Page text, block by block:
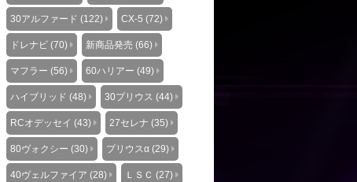
30アルファード (122) CX-5 (72)
ドレナビ (70) 新商品発売 (66)
マフラー (56) 60ハリアー (49)
ハイブリッド (48) 30プリウス (44)
RCオデッセイ (43) 27セレナ (35)
80ヴォクシー (30) プリウスα (29)
40ヴェルファイア (28) ＬＳＣ (27)